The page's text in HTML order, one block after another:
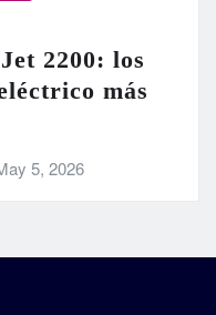
2200: los
más
5, 2026